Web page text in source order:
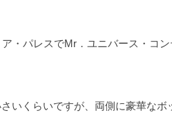
・パレスでMr．ユニバース・コ
さいくらいですが、両側に豪華な